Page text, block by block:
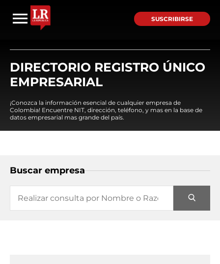
SUSCRIBIRSE
DIRECTORIO REGISTRO ÚNICO
EMPRESARIAL
¡Conozca la información esencial de cualquier empresa de
Colombia! Encuentre NIT, dirección, teléfono, y mas en la base de
datos empresarial mas grande del país.
Buscar empresa